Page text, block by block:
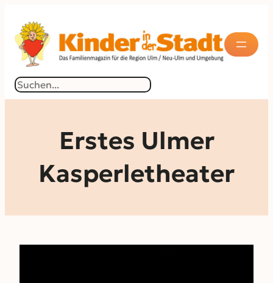
Inhalt
springen
Suchen
Erstes Ulmer
Kasperletheater